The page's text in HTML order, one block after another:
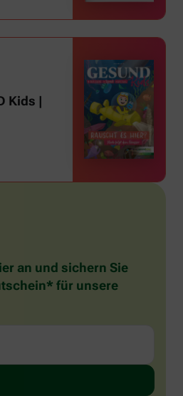
Kids |
an und sichern Sie
für unsere